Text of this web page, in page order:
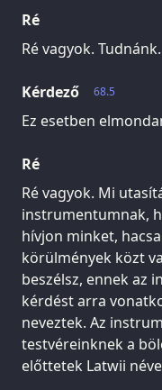
Ré
Ré vagyok. Tudnánk.
68.5
Kérdező
Ez esetben
Ré
Ré vagyok. Mi
instrumentumnak,
hívjon minket,
körülmények közt
beszélsz, ennek az
kérdést arra
neveztek. Az
testvéreinknek a
előttetek Latwii